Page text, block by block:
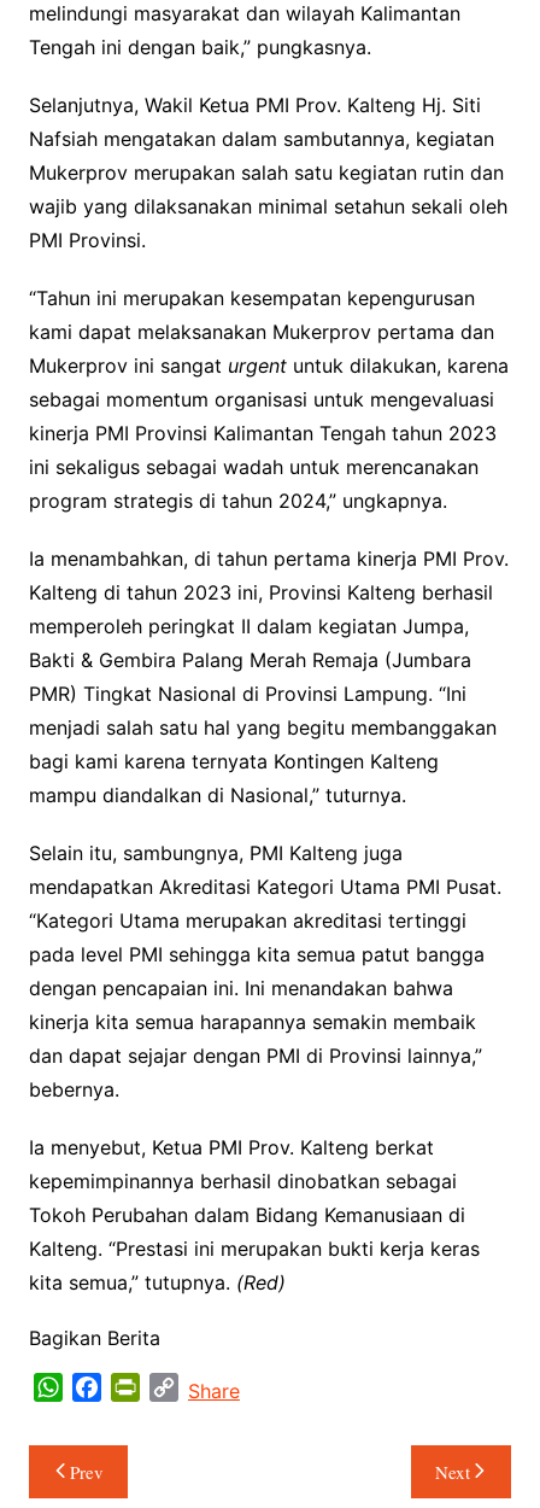
melindungi masyarakat dan wilayah Kalimantan
Tengah ini dengan baik,” pungkasnya.
Selanjutnya, Wakil Ketua PMI Prov. Kalteng Hj. Siti
Nafsiah mengatakan dalam sambutannya, kegiatan
Mukerprov merupakan salah satu kegiatan rutin dan
wajib yang dilaksanakan minimal setahun sekali oleh
PMI Provinsi.
“Tahun ini merupakan kesempatan kepengurusan
kami dapat melaksanakan Mukerprov pertama dan
Mukerprov ini sangat urgentuntuk dilakukan, karena
sebagai momentum organisasi untuk mengevaluasi
kinerja PMI Provinsi Kalimantan Tengah tahun 2023
ini sekaligus sebagai wadah untuk merencanakan
program strategis di tahun 2024,” ungkapnya.
Ia menambahkan, di tahun pertama kinerja PMI Prov.
Kalteng di tahun 2023 ini, Provinsi Kalteng berhasil
memperoleh peringkat II dalam kegiatan Jumpa,
Bakti & Gembira Palang Merah Remaja (Jumbara
PMR) Tingkat Nasional di Provinsi Lampung. “Ini
menjadi salah satu hal yang begitu membanggakan
bagi kami karena ternyata Kontingen Kalteng
mampu diandalkan di Nasional,” tuturnya.
Selain itu, sambungnya, PMI Kalteng juga
mendapatkan Akreditasi Kategori Utama PMI Pusat.
“Kategori Utama merupakan akreditasi tertinggi
pada level PMI sehingga kita semua patut bangga
dengan pencapaian ini. Ini menandakan bahwa
kinerja kita semua harapannya semakin membaik
dan dapat sejajar dengan PMI di Provinsi lainnya,”
bebernya.
Ia menyebut, Ketua PMI Prov. Kalteng berkat
kepemimpinannya berhasil dinobatkan sebagai
Tokoh Perubahan dalam Bidang Kemanusiaan di
Kalteng. “Prestasi ini merupakan bukti kerja keras
kita semua,” tutupnya. (Red)
Bagikan Berita
W
a
t
s
c
e
b
CShare
Navigasi
pos
Prev Next